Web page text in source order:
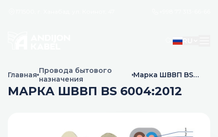
Главная Провода бытового
назначения
Марка ШВВП BS
МАРКА ШВВП BS 6004:2012